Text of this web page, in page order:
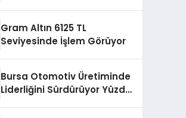
Gram Altın 6125 TL
Seviyesinde İşlem Görüyor
Bursa Otomotiv Üretiminde
Liderliğini Sürdürüyor Yüzde